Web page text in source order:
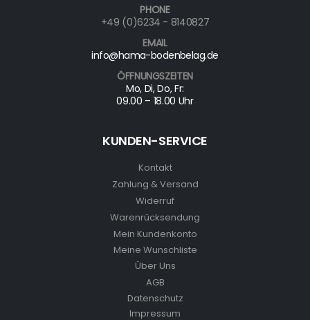
PHONE
+49 (0)6234 - 8140827
EMAIL
info@hama-bodenbelag.de
ÖFFNUNGSZEITEN
Mo, Di, Do, Fr:
09.00 – 18.00 Uhr
KUNDEN-SERVICE
Kontakt
Zahlung & Versand
Widerruf
Warenrücksendung
Mein Kundenkonto
Meine Wunschliste
Über Uns
AGB
Datenschutz
Impressum